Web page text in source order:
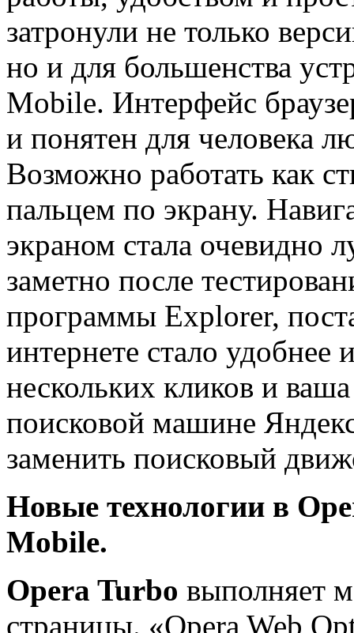
затронули не только
но и для большенства
Mobile. Интерфейс
и понятен для человека
Возможно работать как
пальцем по экрану.
экраном стала очевидно
заметно после
программы Explorer,
интернете стало удобнее
нескольких кликов и
поисковой машине
заменить поисковый
Новые технологии в
Mobile.
Opera Turbo выполняет
страницы. «Opera Web